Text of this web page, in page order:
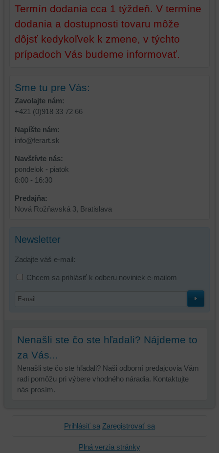
Termín dodania cca 1 týždeň. V termíne
dodania a dostupnosti tovaru môže
dôjsť kedykoľvek k zmene, v týchto
prípadoch Vás budeme informovať.
Sme tu pre Vás:
Zavolajte nám:
+421 (0)918 33 72 66
Napíšte nám:
info@ferart.sk
Navštívte nás:
pondelok - piatok
8:00 - 16:30
Predajňa:
Nová Rožňavská 3, Bratislava
Newsletter
Zadajte váš e-mail:
Chcem sa prihlásiť k odberu noviniek e-mailom
Nenašli ste čo ste hľadali? Nájdeme to
za Vás...
Nenašli ste čo ste hľadali? Naši odborní predajcovia Vám
radi pomôžu pri výbere vhodného náradia. Kontaktujte
nás prosím.
Prihlásiť sa Zaregistrovať sa
Plná verzia stránky